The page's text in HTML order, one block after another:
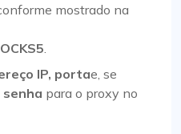
mostrado na
.
IP, portae, se
senha para o proxy no